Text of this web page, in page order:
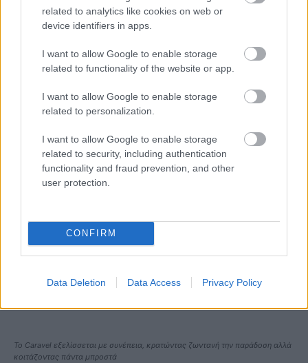
related to analytics like cookies on web or
device identifiers in apps.
I want to allow Google to enable storage
related to functionality of the website or app.
I want to allow Google to enable storage
related to personalization.
I want to allow Google to enable storage
related to security, including authentication
functionality and fraud prevention, and other
user protection.
CONFIRM
Data Deletion Data Access Privacy Policy
Το Caravel εξελίσσεται με συνέπεια, κρατώντας ζωντανή την παράδοση αλλά
κοιτάζοντας πάντα μπροστά